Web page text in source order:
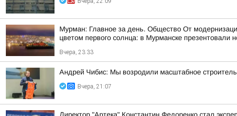
Мурман: Главное за день. Общество От
цветом первого солнца: в Мурманске презентовали
Вчера, 23:33
Андрей Чибис: Мы возродили масштабное
Вчера, 21:07